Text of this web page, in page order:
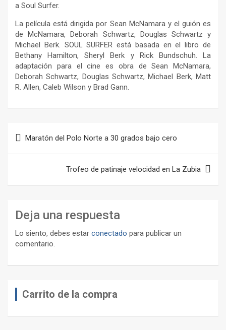
a Soul Surfer.
La película está dirigida por Sean McNamara y el guión es
de McNamara, Deborah Schwartz, Douglas Schwartz y
Michael Berk. SOUL SURFER está basada en el libro de
Bethany Hamilton, Sheryl Berk y Rick Bundschuh. La
adaptación para el cine es obra de Sean McNamara,
Deborah Schwartz, Douglas Schwartz, Michael Berk, Matt
R. Allen, Caleb Wilson y Brad Gann.
de
Maratón del Polo Norte a 30 grados bajo cero
Trofeo de patinaje velocidad en La Zubia
Deja una respuesta
Lo siento, debes estar conectado para publicar un
comentario.
Carrito de la compra